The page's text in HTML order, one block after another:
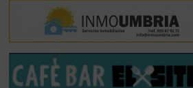
no
levanta
cabeza
(4-
1)